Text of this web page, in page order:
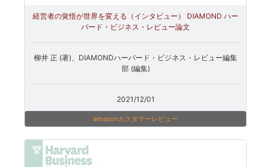
経営者の覚悟が世界を変える（インタビュー） DIAMOND ハー
バード・ビジネス・レビュー論文
柳井 正 (著)、DIAMONDハーバード・ビジネス・レビュー編集
部 (編集)
2021/12/01
amazonカスタマーレビュー